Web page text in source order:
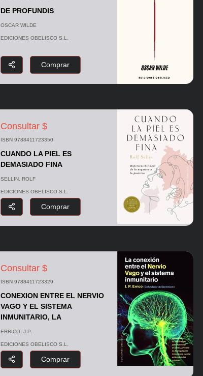
DE PROFUNDIS
OSCAR WILDE
EDICIONES OBELISCO S.L.
Comprar
Consultar $
ISBN 9788411723350
CUANDO LA PIEL ES
DEMASIADO FINA
SELLIN, ROLF
EDICIONES OBELISCO S.L.
Comprar
Consultar $
ISBN 9788411723329
CONEXION ENTRE EL NERVIO
VAGO Y EL SISTEMA
INMUNITARIO, LA
ERRICO, J.P.
EDICIONES OBELISCO S.L.
Comprar